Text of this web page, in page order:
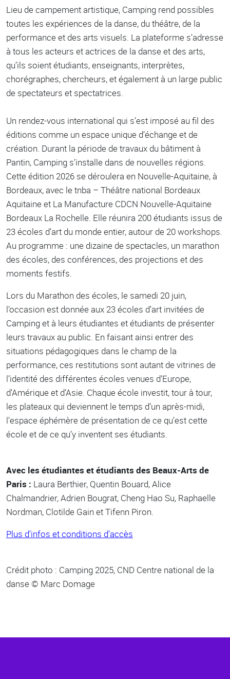
Lieu de campement artistique, Camping rend possibles
toutes les expériences de la danse, du théâtre, de la
performance et des arts visuels. La plateforme s’adresse
à tous les acteurs et actrices de la danse et des arts,
qu’ils soient étudiants, enseignants, interprètes,
chorégraphes, chercheurs, et également à un large public
de spectateurs et spectatrices.
Un rendez-vous international qui s’est imposé au fil des
éditions comme un espace unique d’échange et de
création. Durant la période de travaux du bâtiment à
Pantin, Camping s’installe dans de nouvelles régions.
Cette édition 2026 se déroulera en Nouvelle-Aquitaine, à
Bordeaux, avec le tnba – Théâtre national Bordeaux
Aquitaine et La Manufacture CDCN Nouvelle-Aquitaine
Bordeaux La Rochelle. Elle réunira 200 étudiants issus de
23 écoles d’art du monde entier, autour de 20 workshops.
Au programme : une dizaine de spectacles, un marathon
des écoles, des conférences, des projections et des
moments festifs.
Lors du Marathon des écoles, le samedi 20 juin,
l’occasion est donnée aux 23 écoles d’art invitées de
Camping et à leurs étudiantes et étudiants de présenter
leurs travaux au public. En faisant ainsi entrer des
situations pédagogiques dans le champ de la
performance, ces restitutions sont autant de vitrines de
l’identité des différentes écoles venues d’Europe,
d’Amérique et d’Asie. Chaque école investit, tour à tour,
les plateaux qui deviennent le temps d’un après-midi,
l’espace éphémère de présentation de ce qu’est cette
école et de ce qu’y inventent ses étudiants.
Avec les étudiantes et étudiants des Beaux-Arts de
Paris : Laura Berthier, Quentin Bouard, Alice
Chalmandrier, Adrien Bougrat, Cheng Hao Su, Raphaelle
Nordman, Clotilde Gain et Tifenn Piron.
Plus d’infos et conditions d’accès
Crédit photo : Camping 2025, CND Centre national de la
danse © Marc Domage